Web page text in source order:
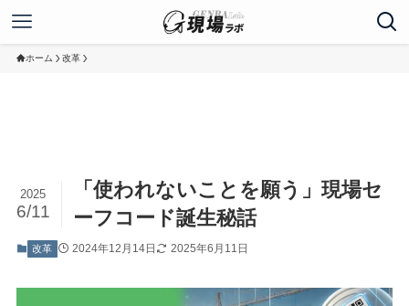
ホーム 改革
「使われないことを願う」現場セ
ーフコード誕生秘話
2025
6/11
改革 2024年12月14日 2025年6月11日